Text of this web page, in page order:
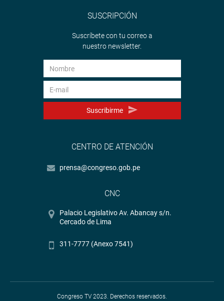
SUSCRIPCIÓN
Suscríbete con tu correo a
nuestro newsletter.
Suscribirme
CENTRO DE ATENCIÓN
prensa@congreso.gob.pe
CNC
Palacio Legislativo Av. Abancay s/n.
Cercado de Lima
311-7777 (Anexo 7541)
Congreso TV 2023. Derechos reservados.